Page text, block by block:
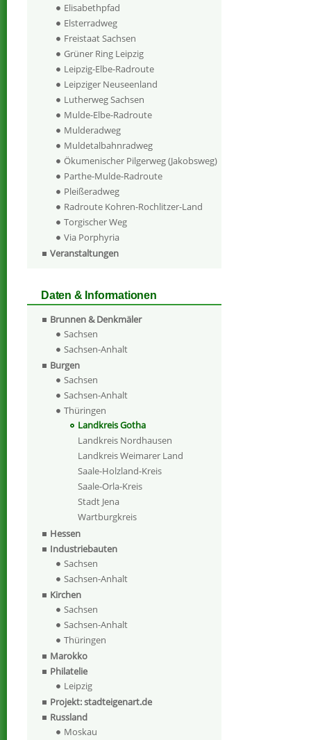
Elisabethpfad
Elsterradweg
Freistaat Sachsen
Grüner Ring Leipzig
Leipzig-Elbe-Radroute
Leipziger Neuseenland
Lutherweg Sachsen
Mulde-Elbe-Radroute
Mulderadweg
Muldetalbahnradweg
Ökumenischer Pilgerweg (Jakobsweg)
Parthe-Mulde-Radroute
Pleißeradweg
Radroute Kohren-Rochlitzer-Land
Torgischer Weg
Via Porphyria
Veranstaltungen
Daten & Informationen
Brunnen & Denkmäler
Sachsen
Sachsen-Anhalt
Burgen
Sachsen
Sachsen-Anhalt
Thüringen
Landkreis Gotha
Landkreis Nordhausen
Landkreis Weimarer Land
Saale-Holzland-Kreis
Saale-Orla-Kreis
Stadt Jena
Wartburgkreis
Hessen
Industriebauten
Sachsen
Sachsen-Anhalt
Kirchen
Sachsen
Sachsen-Anhalt
Thüringen
Marokko
Philatelie
Leipzig
Projekt: stadteigenart.de
Russland
Moskau